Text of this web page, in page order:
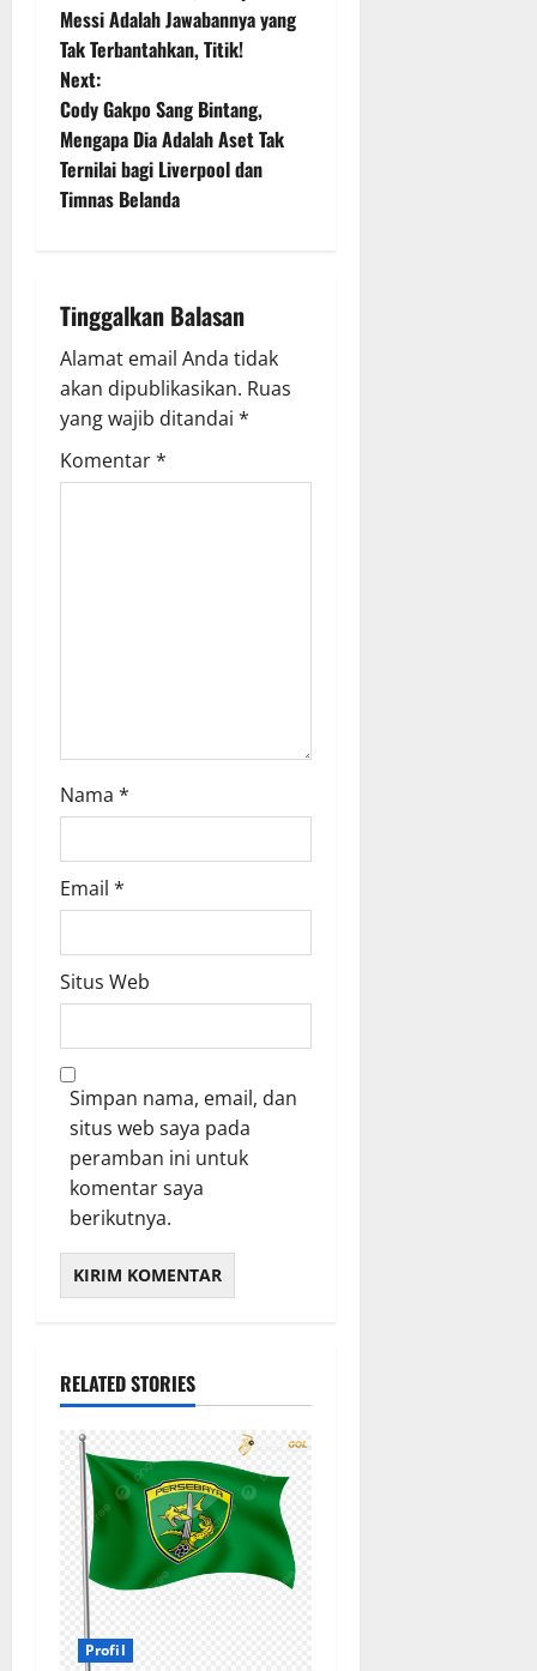
o
s
t
n
a
i
g
a
t
Messi Adalah Jawabannya yang
Tak Terbantahkan, Titik!
Next:
Cody Gakpo Sang Bintang,
Mengapa Dia Adalah Aset Tak
Ternilai bagi Liverpool dan
Timnas Belanda
Tinggalkan Balasan
Alamat email Anda tidak
akan dipublikasikan. Ruas
yang wajib ditandai *
Komentar*
Nama *
Email *
Situs Web
Simpan nama, email, dan
situs web saya pada
peramban ini untuk
komentar saya
berikutnya.
RELATED STORIES
Profil